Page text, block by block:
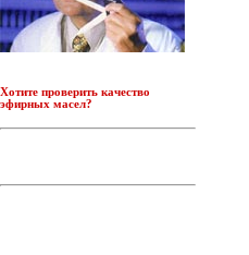
Хотите проверить качество
эфирных масел?